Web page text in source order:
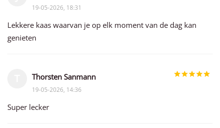
19-05-2026, 18:31
Lekkere kaas waarvan je op elk moment van de dag kan
genieten
Thorsten Sanmann
19-05-2026, 14:36
Super lecker